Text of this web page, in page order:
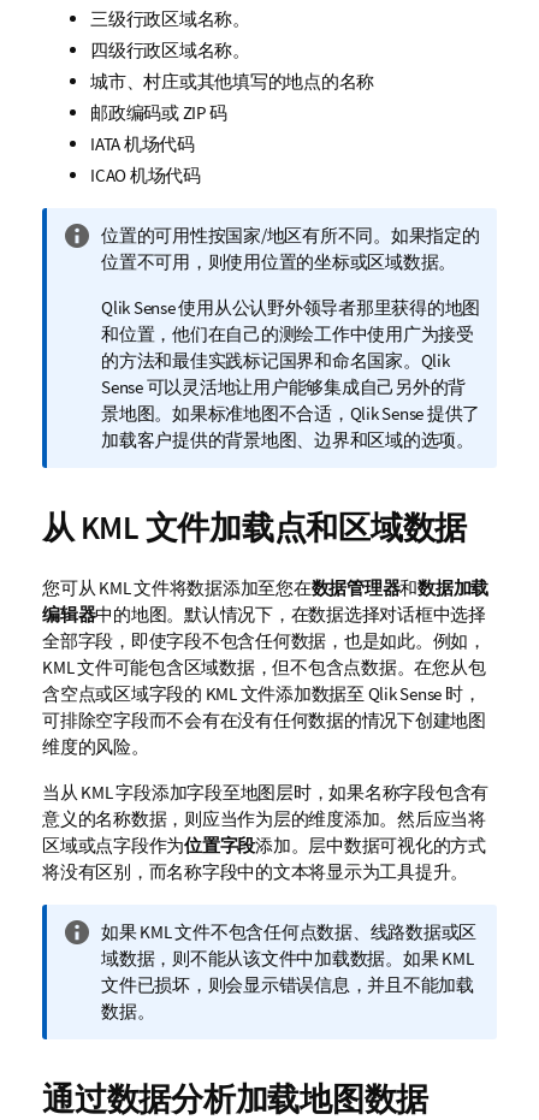
三级行政区域名称。
四级行政区域名称。
城市、村庄或其他填写的地点的名称
邮政编码或 ZIP 码
IATA 机场代码
ICAO 机场代码
信
息
释
位置的可用性按国家/地区有所不同。如果指定的
位置不可用，则使用位置的坐标或区域数据。
Qlik Sense使用从公认野外领导者那里获得的地图
和位置，他们在自己的测绘工作中使用广为接受
的方法和最佳实践标记国界和命名国家。 Qlik
Sense可以灵活地让用户能够集成自己另外的背
景地图。如果标准地图不合适， Qlik Sense提供了
加载客户提供的背景地图、边界和区域的选项。
从 KML文件加载点和区域数据
您可从 KML文件将数据添加至您在数据管理器和数据加载
编辑器中的地图。默认情况下，在数据选择对话框中选择
全部字段 ，即使字段不包含任何数据，也是如此。例如，
KML文件可能包含区域数据，但不包含点数据。在您从包
含空点或区域字段的 KML 文件添加数据至 Qlik Sense 时，
可排除空字段而不会有在没有任何数据的情况下创建地图
维度的风险。
当从 KML字段添加字段至地图层时，如果名称字段包含有
意义的名称数据，则应当作为层的维度添加。然后应当将
区域或点字段作为位置字段添加。层中数据可视化的方式
将没有区别，而名称字段中的文本将显示为工具提升。
信
息
注
释
如果KML文件不包含任何点数据、线路数据或区
域数据，则不能从该文件中加载数据。如果KML
文件已损坏，则会显示错误信息，并且不能加载
数据。
通过数据分析加载地图数据